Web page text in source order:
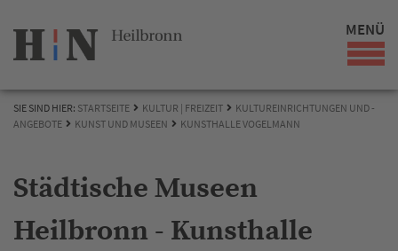
MENÜ
SIE SIND HIER: STARTSEITE KULTUR | FREIZEIT
KULTUREINRICHTUNGEN UND -
ANGEBOTE
KUNST UND MUSEEN KUNSTHALLE VOGELMANN
Städtische Museen
Heilbronn - Kunsthalle